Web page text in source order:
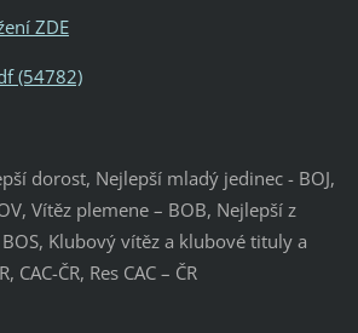
ZDE
(54782)
dorost, Nejlepší mladý jedinec - BOJ,
Vítěz plemene – BOB, Nejlepší z
Klubový vítěz a klubové tituly a
CAC-ČR, Res CAC – ČR